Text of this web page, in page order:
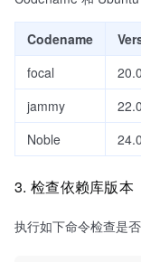
Codename
focal
jammy
Noble
3. 检查依赖库版本
执行如下命令检查是